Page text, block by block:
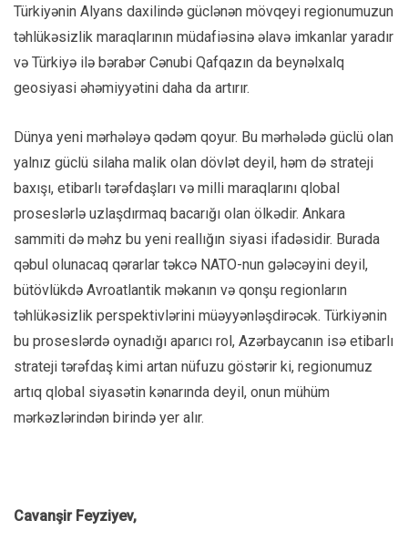
Türkiyənin Alyans daxilində güclənən mövqeyi regionumuzun
təhlükəsizlik maraqlarının müdafiəsinə əlavə imkanlar yaradır
və Türkiyə ilə bərabər Cənubi Qafqazın da beynəlxalq
geosiyasi əhəmiyyətini daha da artırır.
Dünya yeni mərhələyə qədəm qoyur. Bu mərhələdə güclü olan
yalnız güclü silaha malik olan dövlət deyil, həm də strateji
baxışı, etibarlı tərəfdaşları və milli maraqlarını qlobal
proseslərlə uzlaşdırmaq bacarığı olan ölkədir. Ankara
sammiti də məhz bu yeni reallığın siyasi ifadəsidir. Burada
qəbul olunacaq qərarlar təkcə NATO-nun gələcəyini deyil,
bütövlükdə Avroatlantik məkanın və qonşu regionların
təhlükəsizlik perspektivlərini müəyyənləşdirəcək. Türkiyənin
bu proseslərdə oynadığı aparıcı rol, Azərbaycanın isə etibarlı
strateji tərəfdaş kimi artan nüfuzu göstərir ki, regionumuz
artıq qlobal siyasətin kənarında deyil, onun mühüm
mərkəzlərindən birində yer alır.
Cavanşir Feyziyev,